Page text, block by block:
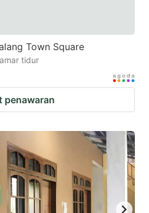
Town Square
tidur
penawaran